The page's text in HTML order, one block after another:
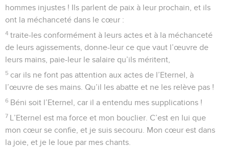
hommes injustes ! Ils parlent de paix à leur prochain, et ils
ont la méchanceté dans le cœur :
4 traite-les conformément à leurs actes et à la méchanceté
de leurs agissements, donne-leur ce que vaut l’œuvre de
leurs mains, paie-leur le salaire qu’ils méritent,
5 car ils ne font pas attention aux actes de l’Eternel, à
l’œuvre de ses mains. Qu’il les abatte et ne les relève pas !
6 Béni soit l’Eternel, car il a entendu mes supplications !
7 L’Eternel est ma force et mon bouclier. C’est en lui que
mon cœur se confie, et je suis secouru. Mon cœur est dans
la joie, et je le loue par mes chants.